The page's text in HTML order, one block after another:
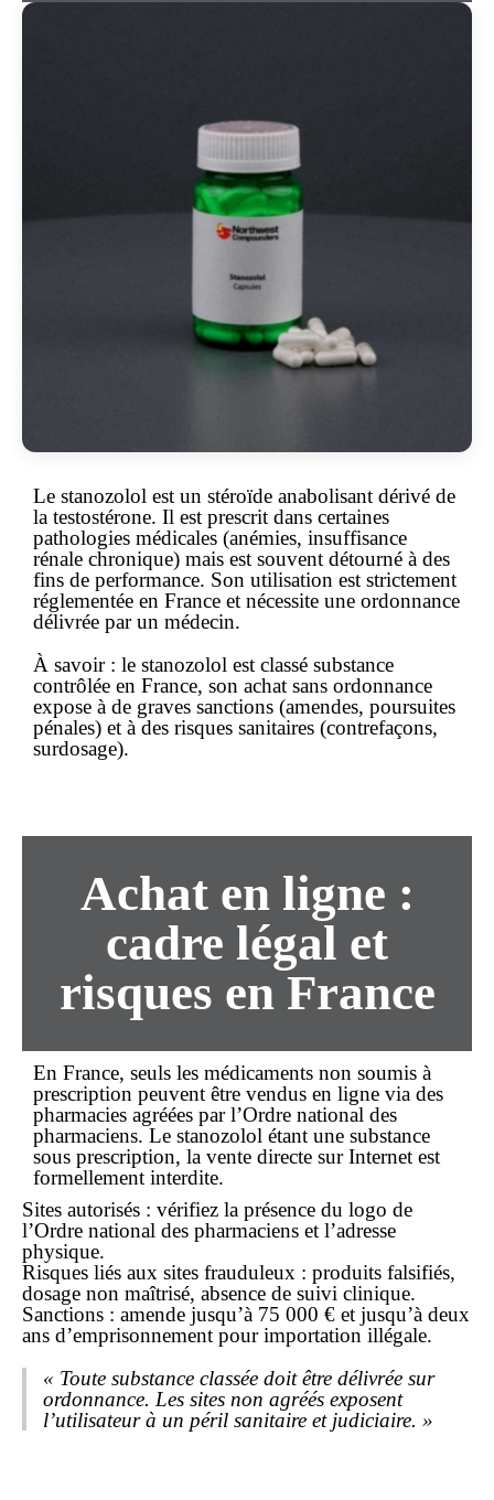
Le stanozolol est un stéroïde anabolisant dérivé de
la testostérone. Il est prescrit dans certaines
pathologies médicales (anémies, insuffisance
rénale chronique) mais est souvent détourné à des
fins de performance. Son utilisation est strictement
réglementée en France et nécessite une ordonnance
délivrée par un médecin.
À savoir : le stanozolol est classé substance
contrôlée en France, son achat sans ordonnance
expose à de graves sanctions (amendes, poursuites
pénales) et à des risques sanitaires (contrefaçons,
surdosage).
Achat en ligne :
cadre légal et
risques en France
En France, seuls les médicaments non soumis à
prescription peuvent être vendus en ligne via des
pharmacies agréées par l’Ordre national des
pharmaciens. Le stanozolol étant une substance
sous prescription, la vente directe sur Internet est
formellement interdite.
Sites autorisés : vérifiez la présence du logo de
l’Ordre national des pharmaciens et l’adresse
physique.
Risques liés aux sites frauduleux : produits falsifiés,
dosage non maîtrisé, absence de suivi clinique.
Sanctions : amende jusqu’à 75 000 € et jusqu’à deux
ans d’emprisonnement pour importation illégale.
« Toute substance classée doit être délivrée sur
ordonnance. Les sites non agréés exposent
l’utilisateur à un péril sanitaire et judiciaire. »